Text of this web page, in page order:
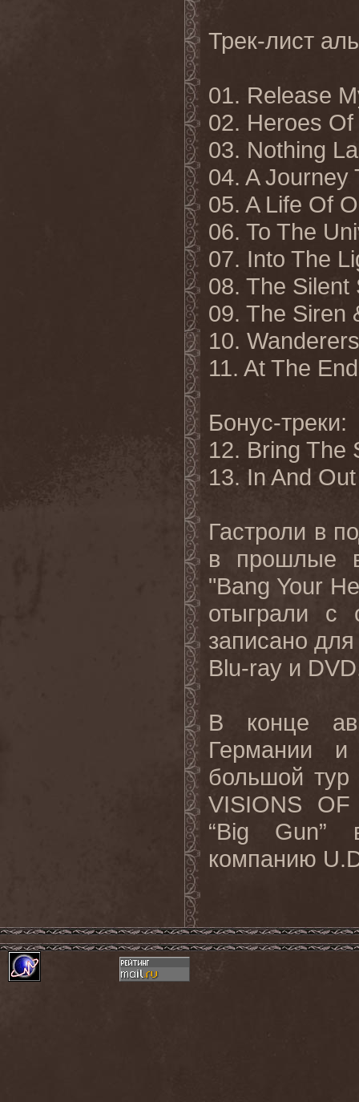
Трек-лист
01. Release
02. Heroes
03. Nothing
04. A Journey
05. A Life Of
06. To The
07. Into The
08. The Silent
09. The Siren
10. Wanderers
11. At The
Бонус-треки:
12. Bring The
13. In And
Гастроли в
в прошлые
"Bang Your
отыграли с
записано
Blu-ray и
В конце
Германии
большой
VISIONS
“Big Gun”
компанию